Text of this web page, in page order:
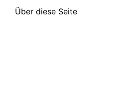
Über diese Seite